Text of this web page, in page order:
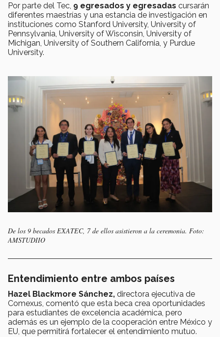
Por parte del Tec, 9 egresados y egresadas cursarán
diferentes maestrías y una estancia de investigación en
instituciones como Stanford University, University of
Pennsylvania, University of Wisconsin, University of
Michigan, University of Southern California, y Purdue
University.
De los 9 becados EXATEC, 7 de ellos asistieron a la ceremonia. Foto:
AMSTUDIIO
Entendimiento entre ambos países
Hazel Blackmore Sánchez, directora ejecutiva de
Comexus, comentó que esta beca crea oportunidades
para estudiantes de excelencia académica, pero
además es un ejemplo de la cooperación entre México y
EU, que permitirá fortalecer el entendimiento mutuo.